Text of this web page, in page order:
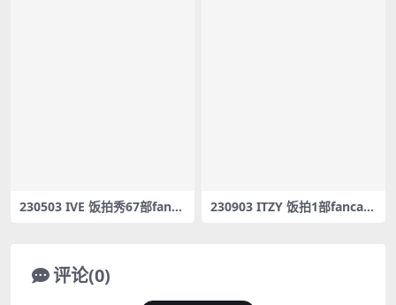
230503 IVE 饭拍秀67部fanca
230903 ITZY 饭拍1部fancam
评论(0)